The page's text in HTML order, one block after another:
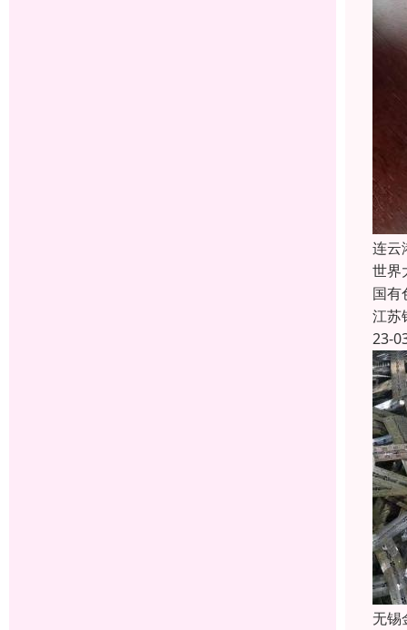
连云
世界
国有
江苏
23-
无锡